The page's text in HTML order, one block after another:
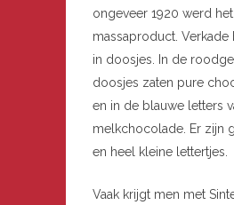
ongeveer 1920 werd
massaproduct. Verkade
in doosjes. In de
doosjes zaten pure
en in de blauwe letters
melkchocolade. Er zijn
en heel kleine lettertjes.
Vaak krijgt men met